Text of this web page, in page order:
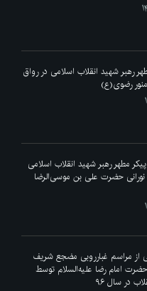
رهبر شهید انقلاب اسلامی در رواق
منور رضوی(ع)
مطهر رهبر شهید انقلاب اسلامی
نورانی حضرت علی‌ بن موسی‌الرضا
از مراسم غبارروبی مضجع شریف
امام رضا علیه‌السلام توسط
در سال ۹۶